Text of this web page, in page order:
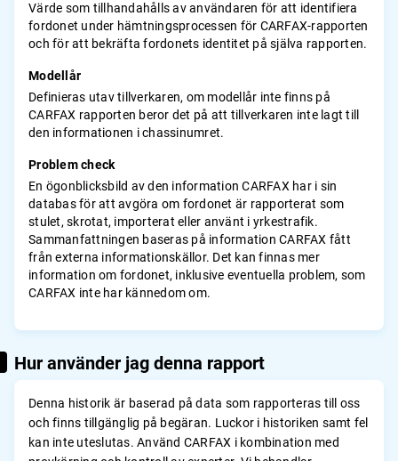
Värde som tillhandahålls av användaren för att identifiera
fordonet under hämtningsprocessen för CARFAX-rapporten
och för att bekräfta fordonets identitet på själva rapporten.
Modellår
Definieras utav tillverkaren, om modellår inte finns på
CARFAX rapporten beror det på att tillverkaren inte lagt till
den informationen i chassinumret.
Problem check
En ögonblicksbild av den information CARFAX har i sin
databas för att avgöra om fordonet är rapporterat som
stulet, skrotat, importerat eller använt i yrkestrafik.
Sammanfattningen baseras på information CARFAX fått
från externa informationskällor. Det kan finnas mer
information om fordonet, inklusive eventuella problem, som
CARFAX inte har kännedom om.
Hur använder jag denna rapport
Denna historik är baserad på data som rapporteras till oss
och finns tillgänglig på begäran. Luckor i historiken samt fel
kan inte uteslutas. Använd CARFAX i kombination med